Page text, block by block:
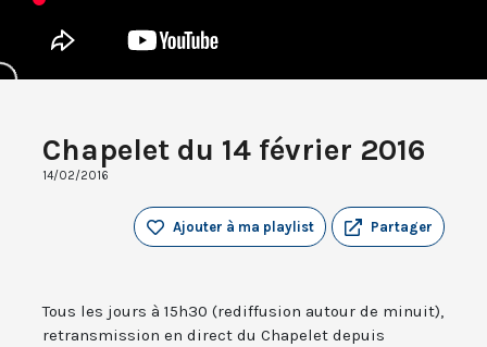
Chapelet du 14 février 2016
14/02/2016
Partager
Ajouter à ma playlist
Tous les jours à 15h30 (rediffusion autour de minuit),
retransmission en direct du Chapelet depuis